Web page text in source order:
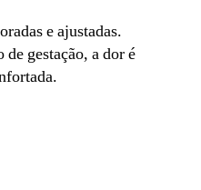
e ajustadas.
gestação, a dor é